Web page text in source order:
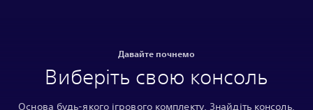
Давайте почнемо
Виберіть свою консоль
Основа будь-якого ігрового комплекту. Знайдіть консоль,